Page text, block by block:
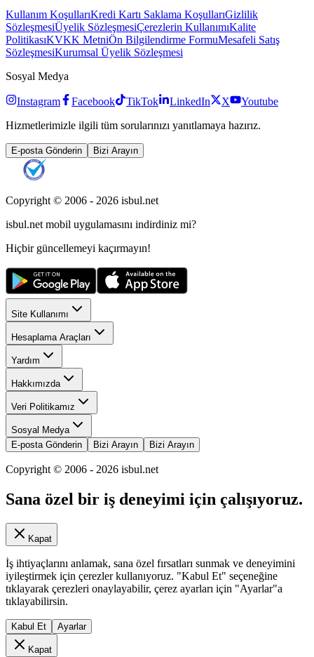
Kullanım KoşullarıKredi Kartı Saklama KoşullarıGizlilik
SözleşmesiÜyelik SözleşmesiÇerezlerin KullanımıKalite
PolitikasıKVKK MetniÖn Bilgilendirme FormuMesafeli Satış
SözleşmesiKurumsal Üyelik Sözleşmesi
Sosyal Medya
Instagram Facebook TikTok LinkedIn X
Youtube
Hizmetlerimizle ilgili tüm sorularınızı yanıtlamaya hazırız.
E-posta Gönderin Bizi Arayın
Copyright © 2006 - 2026 isbul.net
isbul.net mobil uygulamasını indirdiniz mi?
Hiçbir güncellemeyi kaçırmayın!
Site Kullanımı
Hesaplama Araçları
Yardım
Hakkımızda
Veri Politikamız
Sosyal Medya
E-posta Gönderin
Bizi Arayın Bizi Arayın
Copyright © 2006 - 2026 isbul.net
Sana özel bir iş deneyimi için çalışıyoruz.
Kapat
İş ihtiyaçlarını anlamak, sana özel fırsatları sunmak ve deneyimini
iyileştirmek için çerezler kullanıyoruz. "Kabul Et" seçeneğine
tıklayarak çerezleri onaylayabilir, çerez ayarları için "Ayarlar"a
tıklayabilirsin.
Kabul Et Ayarlar
Kapat